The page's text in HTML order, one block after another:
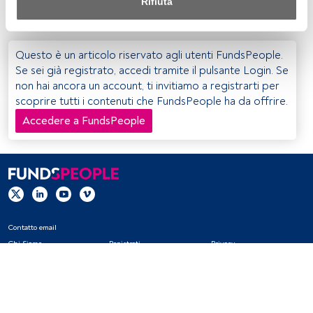
Utilizzo di dati di localizzazione geografica precisi. Analisi
attiva delle caratteristiche del dispositivo per la sua
identificazione. Memorizzazione delle informazioni su un
dispositivo e/o accesso alle stesse. Pubblicità e contenuti
personalizzati, misurazione della pubblicità e dei
contenuti, ricerca sul pubblico e sviluppo di servizi.
Questo è un articolo riservato agli utenti FundsPeople.
Se sei già registrato, accedi tramite il pulsante Login. Se
non hai ancora un account, ti invitiamo a registrarti per
scoprire tutti i contenuti che FundsPeople ha da offrire.
Accedere a FundsPeople
Contatto email
Chi Siamo
Registrati
Privacy